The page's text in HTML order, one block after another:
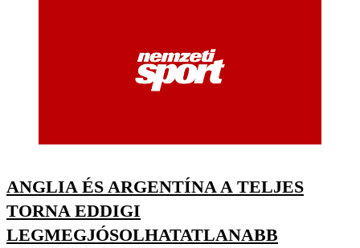
ANGLIA ÉS ARGENTÍNA A TELJES
TORNA EDDIGI
LEGMEGJÓSOLHATATLANABB